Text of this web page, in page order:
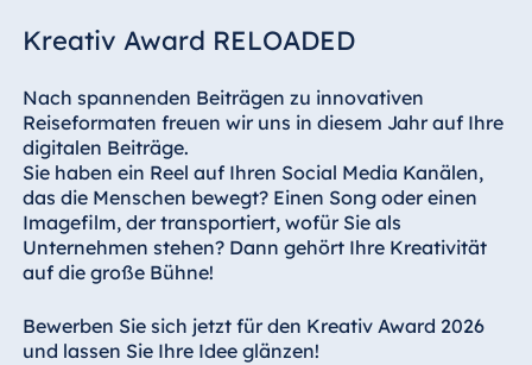
Kreativ Award RELOADED
Nach spannenden Beiträgen zu innovativen
Reiseformaten freuen wir uns in diesem Jahr auf Ihre
digitalen Beiträge.
Sie haben ein Reel auf Ihren Social Media Kanälen,
das die Menschen bewegt? Einen Song oder einen
Imagefilm, der transportiert, wofür Sie als
Unternehmen stehen? Dann gehört Ihre Kreativität
auf die große Bühne!
Bewerben Sie sich jetzt für den Kreativ Award 2026
und lassen Sie Ihre Idee glänzen!